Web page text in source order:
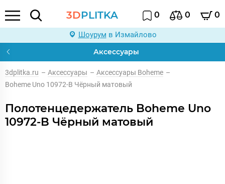
3DPLITKA 0 0 0
Шоурум в Измайлово
Аксессуары
3dplitka.ru – Аксессуары – Аксессуары Boheme –
Boheme Uno 10972-B Чёрный матовый
Полотенцедержатель Boheme Uno
10972-B Чёрный матовый